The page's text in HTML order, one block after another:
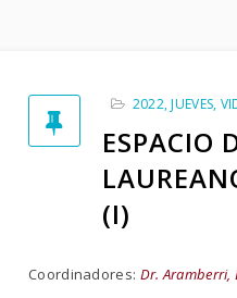
2022,JUEVES,
ESPACIO
(I)
Coordinadores: Dr. Aramberri,